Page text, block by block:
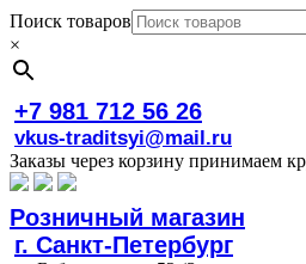
Поиск товаров
×
+7 981 712 56 26
vkus-traditsyi@mail.ru
Заказы через корзину принимаем
Розничный магазин
г. Санкт-Петербург